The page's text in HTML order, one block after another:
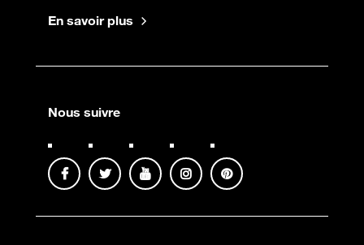
En savoir plus
Nous suivre